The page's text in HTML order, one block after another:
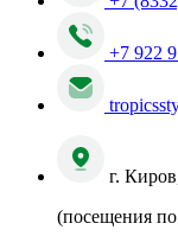
+7 922
г.
(посещения